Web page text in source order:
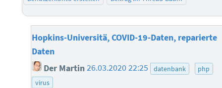
Hopkins-Universitä, COVID-19-Daten, reparierte
Daten
Der Martin26.03.2020 22:25 datenbank
php
virus